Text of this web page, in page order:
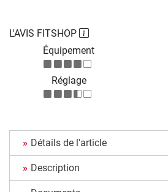
L'AVIS FITSHOP
Équipement
Réglage
Détails de l'article
Description